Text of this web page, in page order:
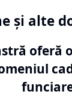
și alte
oferă